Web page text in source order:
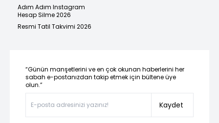
Adım Adım Instagram
Hesap Silme 2026
Resmi Tatil Takvimi 2026
“Günün manşetlerini ve en çok okunan haberlerini her
sabah e-postanızdan takip etmek için bültene üye
olun.”
Kaydet